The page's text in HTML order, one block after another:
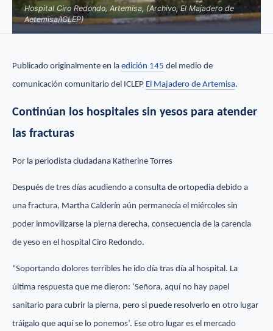
Hospital Ciro Redondo, Artemisa, (Archivo, El Majadero de
Aetemisa/ICLEP)
Publicado originalmente en la edición 145 del medio de
comunicación comunitario del ICLEP El Majadero de Artemisa.
Continúan los hospitales sin yesos para atender
las fracturas
Por la periodista ciudadana Katherine Torres
Después de tres días acudiendo a consulta de ortopedia debido a
una fractura, Martha Calderín aún permanecía el miércoles sin
poder inmovilizarse la pierna derecha, consecuencia de la carencia
de yeso en el hospital Ciro Redondo.
“Soportando dolores terribles he ido día tras día al hospital. La
última respuesta que me dieron: ‘Señora, aquí no hay papel
sanitario para cubrir la pierna, pero si puede resolverlo en otro lugar
tráigalo que aquí se lo ponemos’. Ese otro lugar es el mercado